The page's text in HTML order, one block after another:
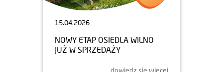
15.04.2026
NOWY ETAP OSIEDLA WILNO
JUŻ W SPRZEDAŻY
dowiedz się więcej